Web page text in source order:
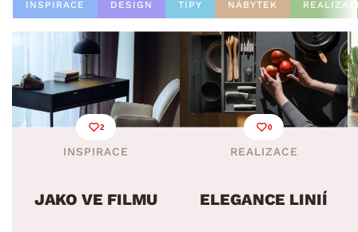
INSPIRACE DESIGN TIPY NÁBYTEK
2
INSPIRACE
JAKO VE FILMU
0
REALIZACE
ELEGANCE LINIÍ